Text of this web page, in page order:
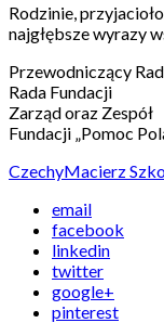
Rodzinie,
najgłębsze wyrazy
Przewodniczący
Rada Fundacji
Zarząd oraz Zespół
Fundacji „Pomoc
CzechyMacierz
email
facebook
linkedin
twitter
google+
pinterest